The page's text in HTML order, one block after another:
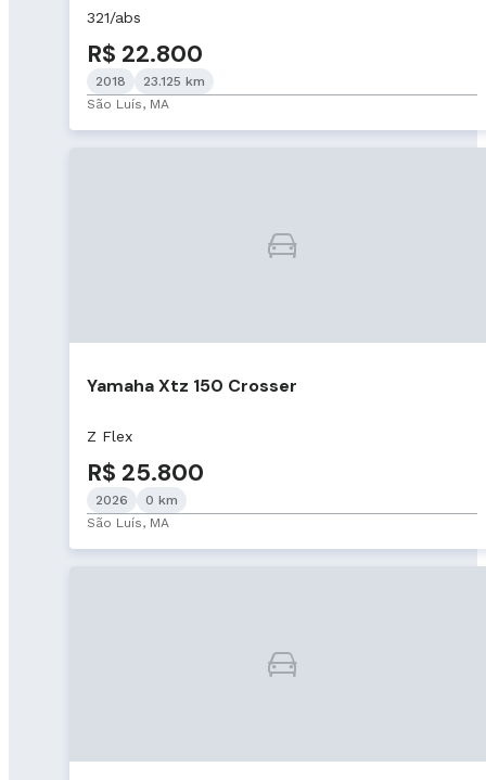
321/abs
R$ 22.800
2018
23.125 km
São Luís, MA
Yamaha Xtz 150 Crosser
Z Flex
R$ 25.800
2026
0 km
São Luís, MA